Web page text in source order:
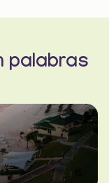
palabras